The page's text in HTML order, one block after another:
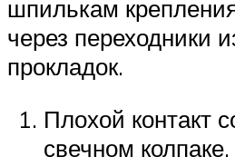
шпилькам
через переходники
прокладок.
Плохой контакт
свечном колпаке.